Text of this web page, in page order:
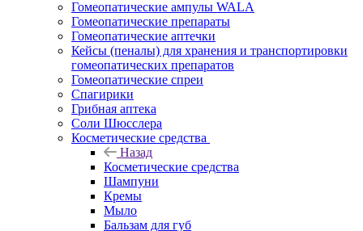
Гомеопатические ампулы WALA
Гомеопатические препараты
Гомеопатические аптечки
Кейсы (пеналы) для хранения и транспортировки
гомеопатических препаратов
Гомеопатические спреи
Спагирики
Грибная аптека
Соли Шюсслера
Косметические средства
Назад
Косметические средства
Шампуни
Кремы
Мыло
Бальзам для губ